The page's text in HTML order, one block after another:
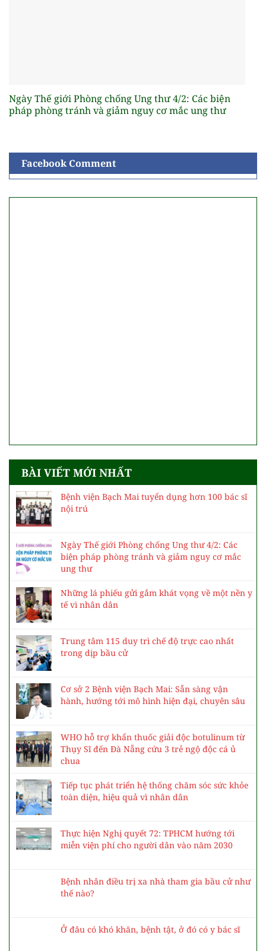
Ngày Thế giới Phòng chống Ung thư 4/2: Các biện
pháp phòng tránh và giảm nguy cơ mắc ung thư
Facebook Comment
BÀI VIẾT MỚI NHẤT
Bệnh viện Bạch Mai tuyển dụng hơn 100 bác sĩ
nội trú
Ngày Thế giới Phòng chống Ung thư 4/2: Các
biện pháp phòng tránh và giảm nguy cơ mắc
ung thư
Những lá phiếu gửi gắm khát vọng về một nền y
tế vì nhân dân
Trung tâm 115 duy trì chế độ trực cao nhất
trong dịp bầu cử
Cơ sở 2 Bệnh viện Bạch Mai: Sẵn sàng vận
hành, hướng tới mô hình hiện đại, chuyên sâu
WHO hỗ trợ khẩn thuốc giải độc botulinum từ
Thụy Sĩ đến Đà Nẵng cứu 3 trẻ ngộ độc cá ủ
chua
Tiếp tục phát triển hệ thống chăm sóc sức khỏe
toàn diện, hiệu quả vì nhân dân
Thực hiện Nghị quyết 72: TPHCM hướng tới
miễn viện phí cho người dân vào năm 2030
Bệnh nhân điều trị xa nhà tham gia bầu cử như
thế nào?
Ở đâu có khó khăn, bệnh tật, ở đó có y bác sĩ